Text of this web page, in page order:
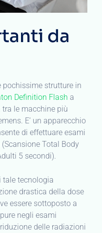
da
pochissime strutture in
Definition Flash a
le macchine più
E’ un apparecchio
di effettuare esami
Total Body
5 secondi).
tale tecnologia
drastica della dose
essere sottoposto a
negli esami
delle radiazioni